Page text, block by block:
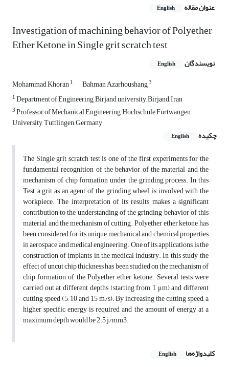
عنوان مقاله English
Investigation of machining behavior of Polyether
Ether Ketone in Single grit scratch test
نویسندگان English
Mohammad Khoran1 Bahman Azarhoushang3
1Department of Engineering, Birjand university, Birjand, Iran
3Professor of Mechanical Engineering, Hochschule Furtwangen
University, Tuttlingen, Germany
چکیده
English
The Single grit scratch test is one of the first experiments for the
fundamental recognition of the behavior of the material and the
mechanism of chip formation under the grinding process. In this
Test, a grit as an agent of the grinding wheel, is involved with the
workpiece. The interpretation of its results makes a significant
contribution to the understanding of the grinding behavior of this
material, and the mechanism of cutting. Polyether ether ketone has
been considered for its unique mechanical and chemical properties
in aerospace and medical engineering. One of its applications is the
construction of implants in the medical industry. In this study, the
effect of uncut chip thickness has been studied on the mechanism of
chip formation of the Polyether ether ketone. Several tests were
carried out at different depths (starting from 1 μm) and different
cutting speed (5, 10 and 15 m/s). By increasing the cutting speed, a
higher specific energy is required and the amount of energy at a
maximum depth would be 2.5 j/mm3.
کلیدواژه‌ها English